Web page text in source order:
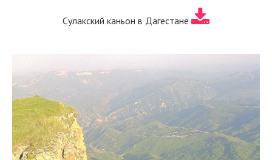
Сулакский каньон в Дагестане